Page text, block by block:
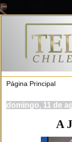
domingo, 11 de
A